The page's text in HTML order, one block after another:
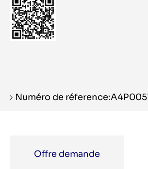
Numéro de
Offre demande